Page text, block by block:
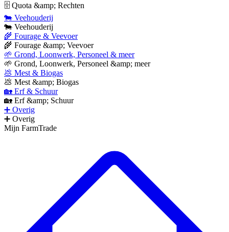
🗄 Quota &amp; Rechten
🐄 Veehouderij
🐄 Veehouderij
🌾 Fourage & Veevoer
🌾 Fourage &amp; Veevoer
🌱 Grond, Loonwerk, Personeel & meer
🌱 Grond, Loonwerk, Personeel &amp; meer
💩 Mest & Biogas
💩 Mest &amp; Biogas
🏡 Erf & Schuur
🏡 Erf &amp; Schuur
➕ Overig
➕ Overig
Mijn FarmTrade